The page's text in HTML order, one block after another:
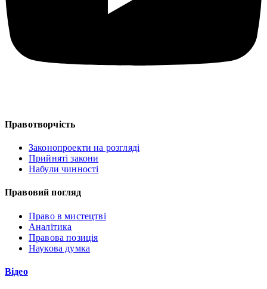
Правотворчість
Законопроекти на розгляді
Прийняті закони
Набули чинності
Правовий погляд
Право в мистецтві
Аналітика
Правова позиція
Наукова думка
Відео